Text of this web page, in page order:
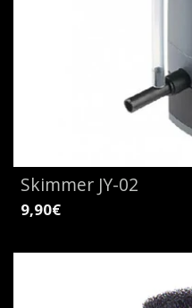
Skimmer JY-02
9,90€